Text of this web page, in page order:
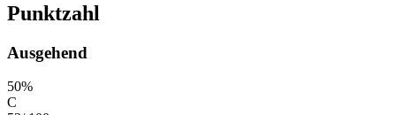
Punktzahl
Ausgehend
50%
C